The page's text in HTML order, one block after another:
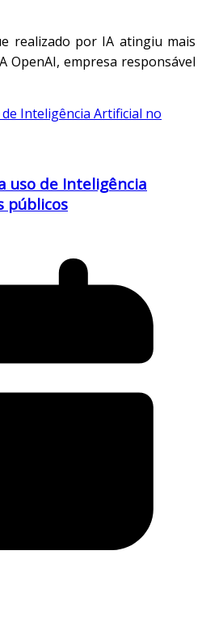
realizado por IA atingiu mais
OpenAI, empresa responsável
uso de Inteligência
públicos